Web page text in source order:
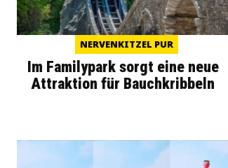
NERVENKITZEL PUR
Im Familypark sorgt eine neue
Attraktion für Bauchkribbeln